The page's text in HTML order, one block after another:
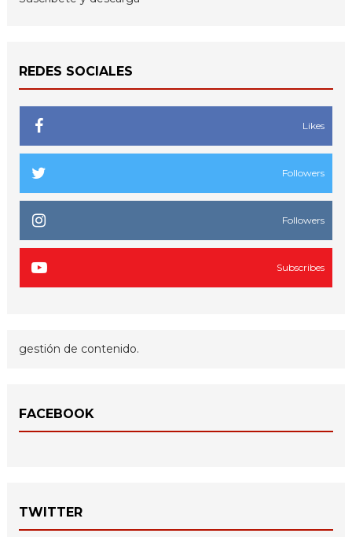
REDES SOCIALES
Likes
Followers
Followers
Subscribes
gestión de contenido.
FACEBOOK
TWITTER